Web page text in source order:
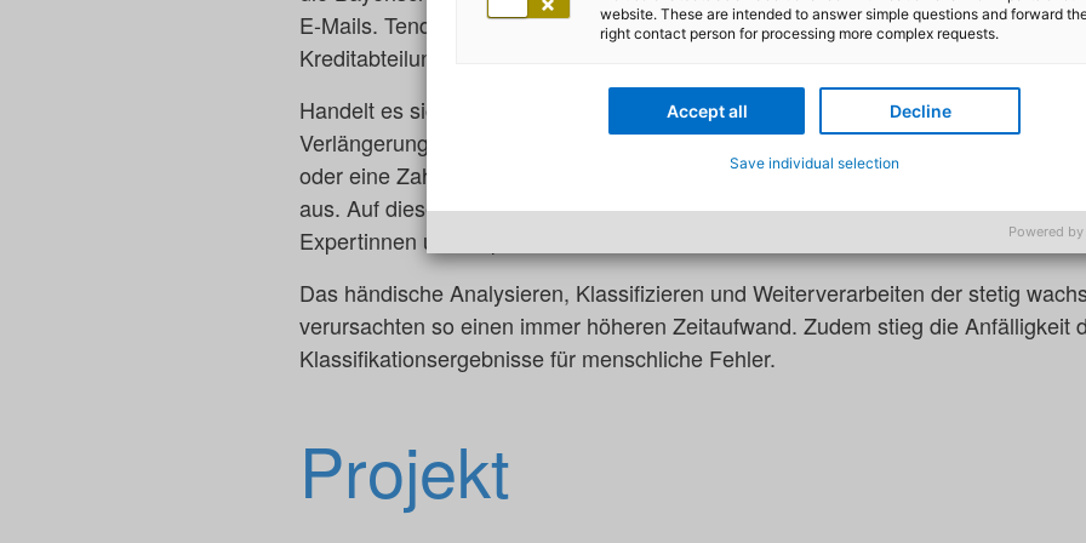
E-Mails. Tendenz steigend! Bis vor kurzem mussten die Mitarbeiterinnen und
Kreditabteilung diese Mails noch manuell bearbeiten.
Handelt es sich bei der Anfrage um ein Repricing? Wird um eine
Verlängerung der Kreditlaufzeit gebeten? Oder ist es eine Auskunft zu einer
oder eine Zahlungsmitteilung? Die Beschäftigten lasen alle Anfragen manuell
aus. Auf dieser Basis legten sie im CRM-System der Bank Aufträge an, die sie
Expertinnen und Experten im Kreditinstitut zuwiesen.
Das händische Analysieren, Klassifizieren und Weiterverarbeiten der stetig
verursachten so einen immer höheren Zeitaufwand. Zudem stieg die Anfälligkeit
Klassifikationsergebnisse für menschliche Fehler.
Projekt
website. These are intended to answer simple questions and forward
right contact person for processing more complex requests.
Accept all Decline
Save individual selection
Powered by